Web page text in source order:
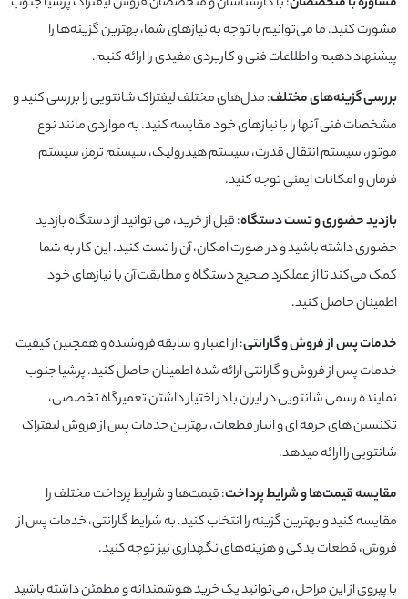
مشورت کنید. ما می‌توانیم با توجه به نیازهای شما، بهترین گزینه‌ها را
پیشنهاد دهیم و اطلاعات فنی و کاربردی مفیدی را ارائه کنیم.
بررسی گزینه‌های مختلف: مدل‌های مختلف لیفتراک شانتویی را بررسی کنید و
مشخصات فنی آنها را با نیازهای خود مقایسه کنید. به مواردی مانند نوع
موتور، سیستم انتقال قدرت، سیستم هیدرولیک، سیستم ترمز، سیستم
فرمان و امکانات ایمنی توجه کنید.
بازدید حضوری و تست دستگاه: قبل از خرید، می توانید از دستگاه بازدید
حضوری داشته باشید و در صورت امکان، آن را تست کنید. این کار به شما
کمک می‌کند تا از عملکرد صحیح دستگاه و مطابقت آن با نیازهای خود
اطمینان حاصل کنید.
خدمات پس از فروش و گارانتی: از اعتبار و سابقه فروشنده و همچنین کیفیت
خدمات پس از فروش و گارانتی ارائه شده اطمینان حاصل کنید. پرشیا جنوب
نماینده رسمی شانتویی در ایران با در اختیار داشتن تعمیرگاه تخصصی،
تکنسین های حرفه ای و انبار قطعات، بهترین خدمات پس از فروش لیفتراک
شانتویی را ارائه میدهد.
مقایسه قیمت‌ها و شرایط پرداخت: قیمت‌ها و شرایط پرداخت مختلف را
مقایسه کنید و بهترین گزینه را انتخاب کنید. به شرایط گارانتی، خدمات پس از
فروش، قطعات یدکی و هزینه‌های نگهداری نیز توجه کنید.
با پیروی از این مراحل، می‌توانید یک خرید هوشمندانه و مطمئن داشته باشید